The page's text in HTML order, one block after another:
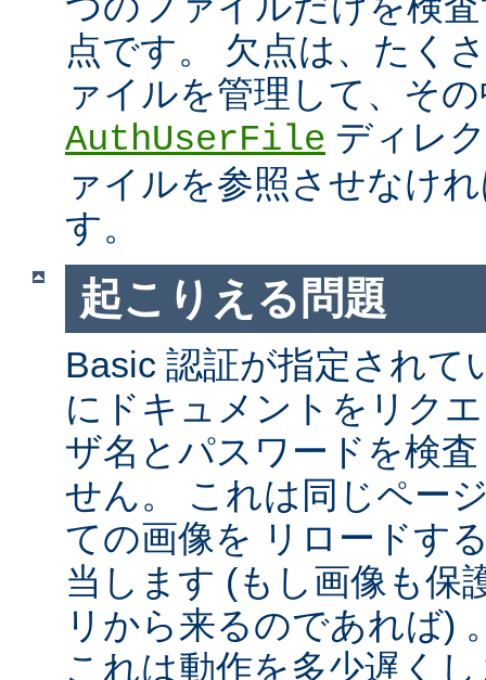
点です。 欠点は、たく
ァイルを管理して、そ
AuthUserFile ディレ
ァイルを参照させなけ
す。
起こりえる問題
Basic 認証が指定されて
にドキュメントをリク
ザ名とパスワードを検
せん。 これは同じペー
ての画像を リロードす
当します (もし画像も保
リから来るのであれば)
これは動作を多少遅く